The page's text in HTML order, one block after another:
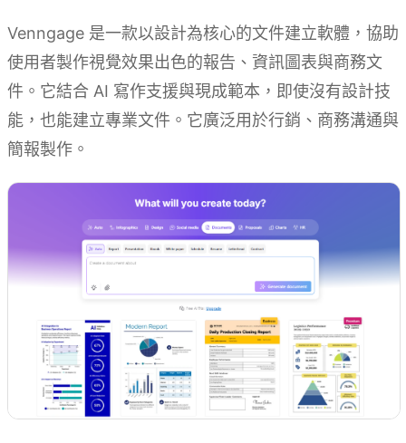
Venngage 是一款以設計為核心的文件建立軟體，協助
使用者製作視覺效果出色的報告、資訊圖表與商務文
件。它結合 AI 寫作支援與現成範本，即使沒有設計技
能，也能建立專業文件。它廣泛用於行銷、商務溝通與
簡報製作。